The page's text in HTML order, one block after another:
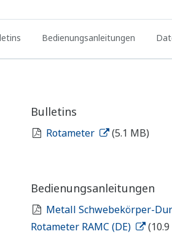
Bedienungsanleitungen
Bulletins
Rotameter (5.1 MB)
Bedienungsanleitungen
Metall Schwebekörper-
Rotameter RAMC (DE)